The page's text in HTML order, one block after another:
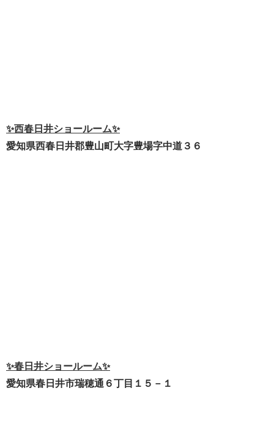
✨西春日井ショールーム✨
愛知県西春日井郡豊山町大字豊場字中道３６
✨春日井ショールーム✨
愛知県春日井市瑞穂通６丁目１５－１